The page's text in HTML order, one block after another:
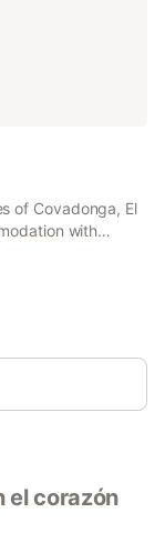
of Covadonga, El
with
With garden
el corazón